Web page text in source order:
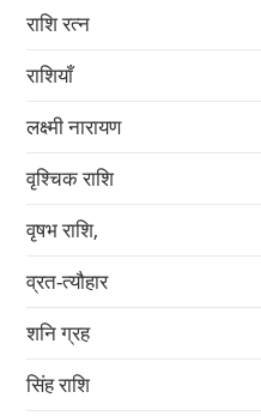
राशि रत्न
राशियाँ
लक्ष्मी नारायण
वृश्चिक राशि
वृषभ राशि,
व्रत-त्यौहार
शनि ग्रह
सिंह राशि